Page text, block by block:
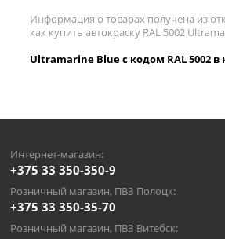
Информация о товарах получена из
как купить автокраску RAL 5002
Ultramarine Blue с кодом RAL 5002
Интернет-магазин:
+375 33 350-350-9
Розничный магазин, ПВЗ Полоцк:
+375 33 350-35-70
Розничный магазин, ПВЗ Витебск: